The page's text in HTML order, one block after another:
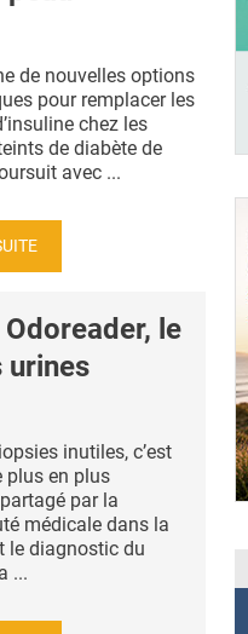
de nouvelles options
pour remplacer les
chez les
de diabète de
avec ...
Odoreader, le
urines
inutiles, c’est
plus en plus
par la
médicale dans la
le diagnostic du
...